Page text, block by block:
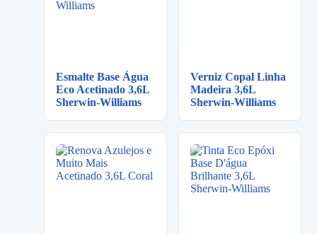
Esmalte Base Água
Eco Acetinado 3,6L
Sherwin-Williams
Verniz Copal Linha
Madeira 3,6L
Sherwin-Williams